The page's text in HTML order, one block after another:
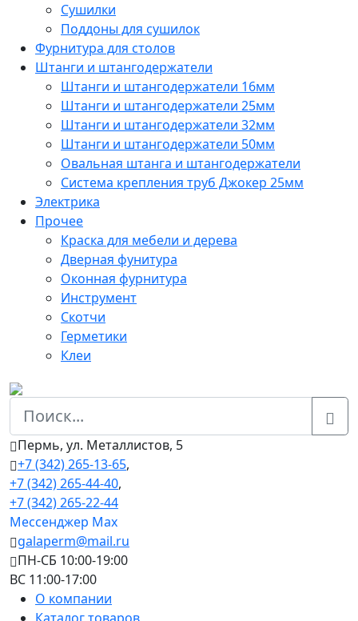
Сушилки
Поддоны для сушилок
Фурнитура для столов
Штанги и штангодержатели
Штанги и штангодержатели 16мм
Штанги и штангодержатели 25мм
Штанги и штангодержатели 32мм
Штанги и штангодержатели 50мм
Овальная штанга и штангодержатели
Система крепления труб Джокер 25мм
Электрика
Прочее
Краска для мебели и дерева
Дверная фунитура
Оконная фурнитура
Инструмент
Скотчи
Герметики
Клеи
Пермь, ул. Металлистов, 5
+7 (342) 265-13-65,
+7 (342) 265-44-40,
+7 (342) 265-22-44
Мессенджер Мах
galaperm@mail.ru
ПН-СБ 10:00-19:00
ВС 11:00-17:00
О компании